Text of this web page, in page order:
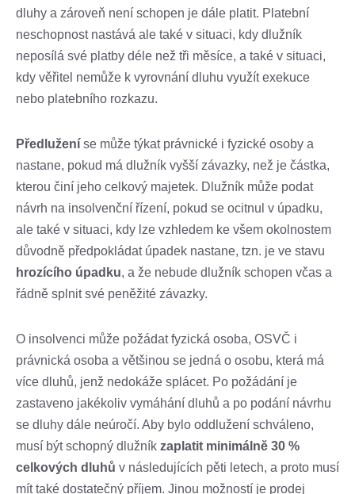
dluhy a zároveň není schopen je dále platit. Platební
neschopnost nastává ale také v situaci, kdy dlužník
neposílá své platby déle než tři měsíce, a také v situaci,
kdy věřitel nemůže k vyrovnání dluhu využít exekuce
nebo platebního rozkazu.
Předlužení se může týkat právnické i fyzické osoby a
nastane, pokud má dlužník vyšší závazky, než je částka,
kterou činí jeho celkový majetek. Dlužník může podat
návrh na insolvenční řízení, pokud se ocitnul v úpadku,
ale také v situaci, kdy lze vzhledem ke všem okolnostem
důvodně předpokládat úpadek nastane, tzn. je ve stavu
hrozícího úpadku, a že nebude dlužník schopen včas a
řádně splnit své peněžité závazky.
O insolvenci může požádat fyzická osoba, OSVČ i
právnická osoba a většinou se jedná o osobu, která má
více dluhů, jenž nedokáže splácet. Po požádání je
zastaveno jakékoliv vymáhání dluhů a po podání návrhu
se dluhy dále neúročí. Aby bylo oddlužení schváleno,
musí být schopný dlužník zaplatit minimálně 30 %
celkových dluhů v následujících pěti letech, a proto musí
mít také dostatečný příjem. Jinou možností je prodej